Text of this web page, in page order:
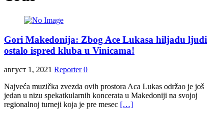
Gori Makedonija: Zbog Ace Lukasa hiljadu ljudi
ostalo ispred kluba u Vinicama!
август 1, 2021 Reporter 0
Najveća muzička zvezda ovih prostora Aca Lukas održao je još
jedan u nizu spekatkularnih koncerata u Makedoniji na svojoj
regionalnoj turneji koja je pre mesec […]